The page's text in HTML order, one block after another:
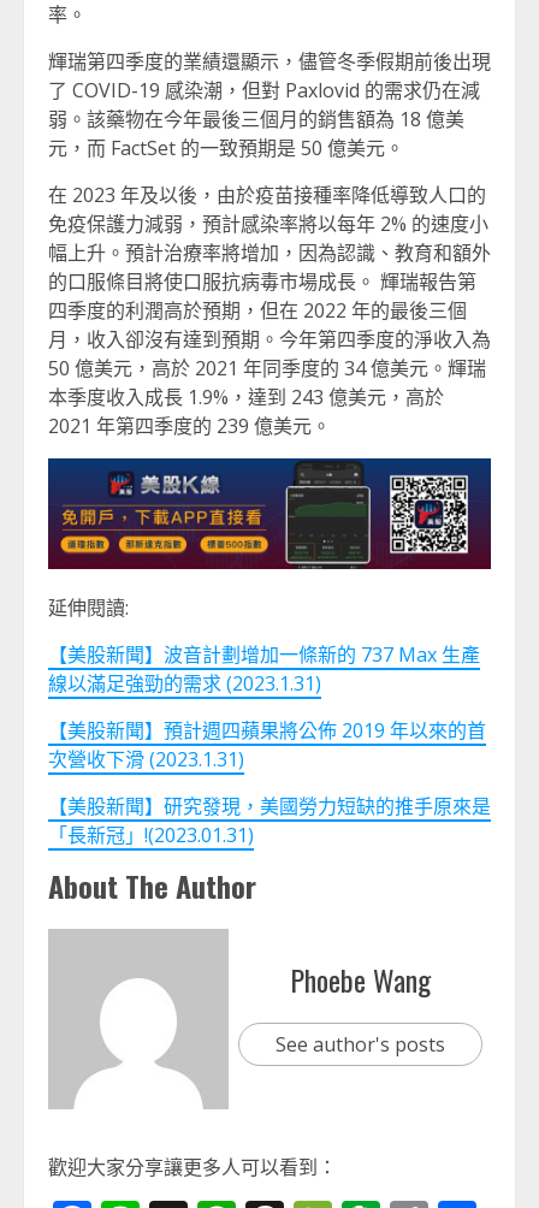
率。
輝瑞第四季度的業績還顯示，儘管冬季假期前後出現
了 COVID-19 感染潮，但對 Paxlovid 的需求仍在減
弱。該藥物在今年最後三個月的銷售額為 18 億美
元，而 FactSet 的一致預期是 50 億美元。
在 2023 年及以後，由於疫苗接種率降低導致人口的
免疫保護力減弱，預計感染率將以每年 2% 的速度小
幅上升。預計治療率將增加，因為認識、教育和額外
的口服條目將使口服抗病毒市場成長。 輝瑞報告第
四季度的利潤高於預期，但在 2022 年的最後三個
月，收入卻沒有達到預期。今年第四季度的淨收入為
50 億美元，高於 2021 年同季度的 34 億美元。輝瑞
本季度收入成長 1.9%，達到 243 億美元，高於
2021 年第四季度的 239 億美元。
延伸閱讀:
【美股新聞】波音計劃增加一條新的 737 Max 生產
線以滿足強勁的需求 (2023.1.31)
【美股新聞】預計週四蘋果將公佈 2019 年以來的首
次營收下滑 (2023.1.31)
【美股新聞】研究發現，美國勞力短缺的推手原來是
「長新冠」!(2023.01.31)
About The Author
Phoebe Wang
See author's posts
歡迎大家分享讓更多人可以看到：